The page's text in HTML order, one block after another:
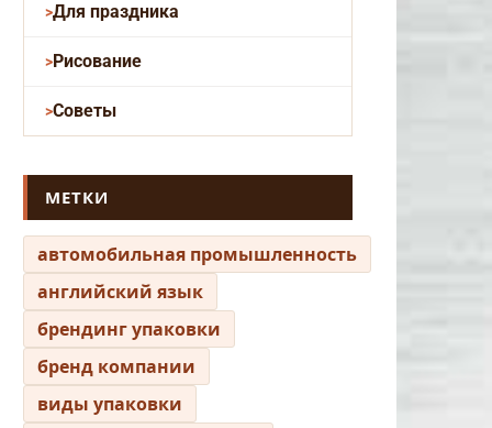
Для праздника
Рисование
Советы
МЕТКИ
автомобильная промышленность
английский язык
брендинг упаковки
бренд компании
виды упаковки